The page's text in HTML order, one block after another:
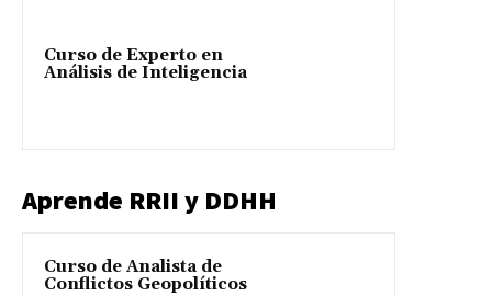
Curso de Experto en
Análisis de Inteligencia
Aprende RRII y DDHH
Curso de Analista de
Conflictos Geopolíticos